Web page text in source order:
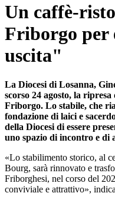
Un caffè-
Friborgo per
uscita"
La Diocesi di Losanna,
scorso 24 agosto, la
Friborgo. Lo stabile, che
fondazione di laici e
della Diocesi di essere
uno spazio di incontro e di
«Lo stabilimento storico, al
Bourg, sarà rinnovato e
Friborghesi, nel corso del
conviviale e attrattivo»,